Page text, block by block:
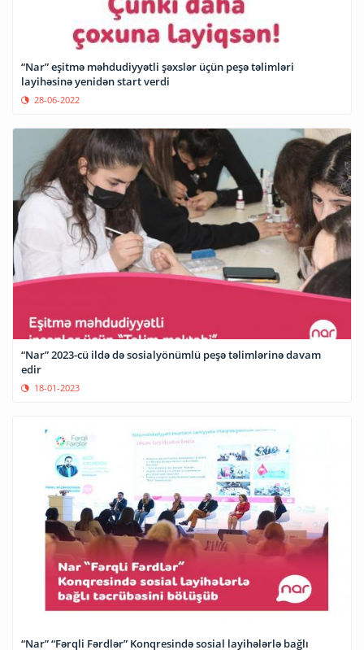
“Nar” eşitmə məhdudiyyətli şəxslər üçün peşə təlimləri
layihəsinə yenidən start verdi
28-06-2022
“Nar” 2023-cü ildə də sosialyönümlü peşə təlimlərinə davam
edir
18-01-2023
“Nar” “Fərqli Fərdlər” Konqresində sosial layihələrlə bağlı